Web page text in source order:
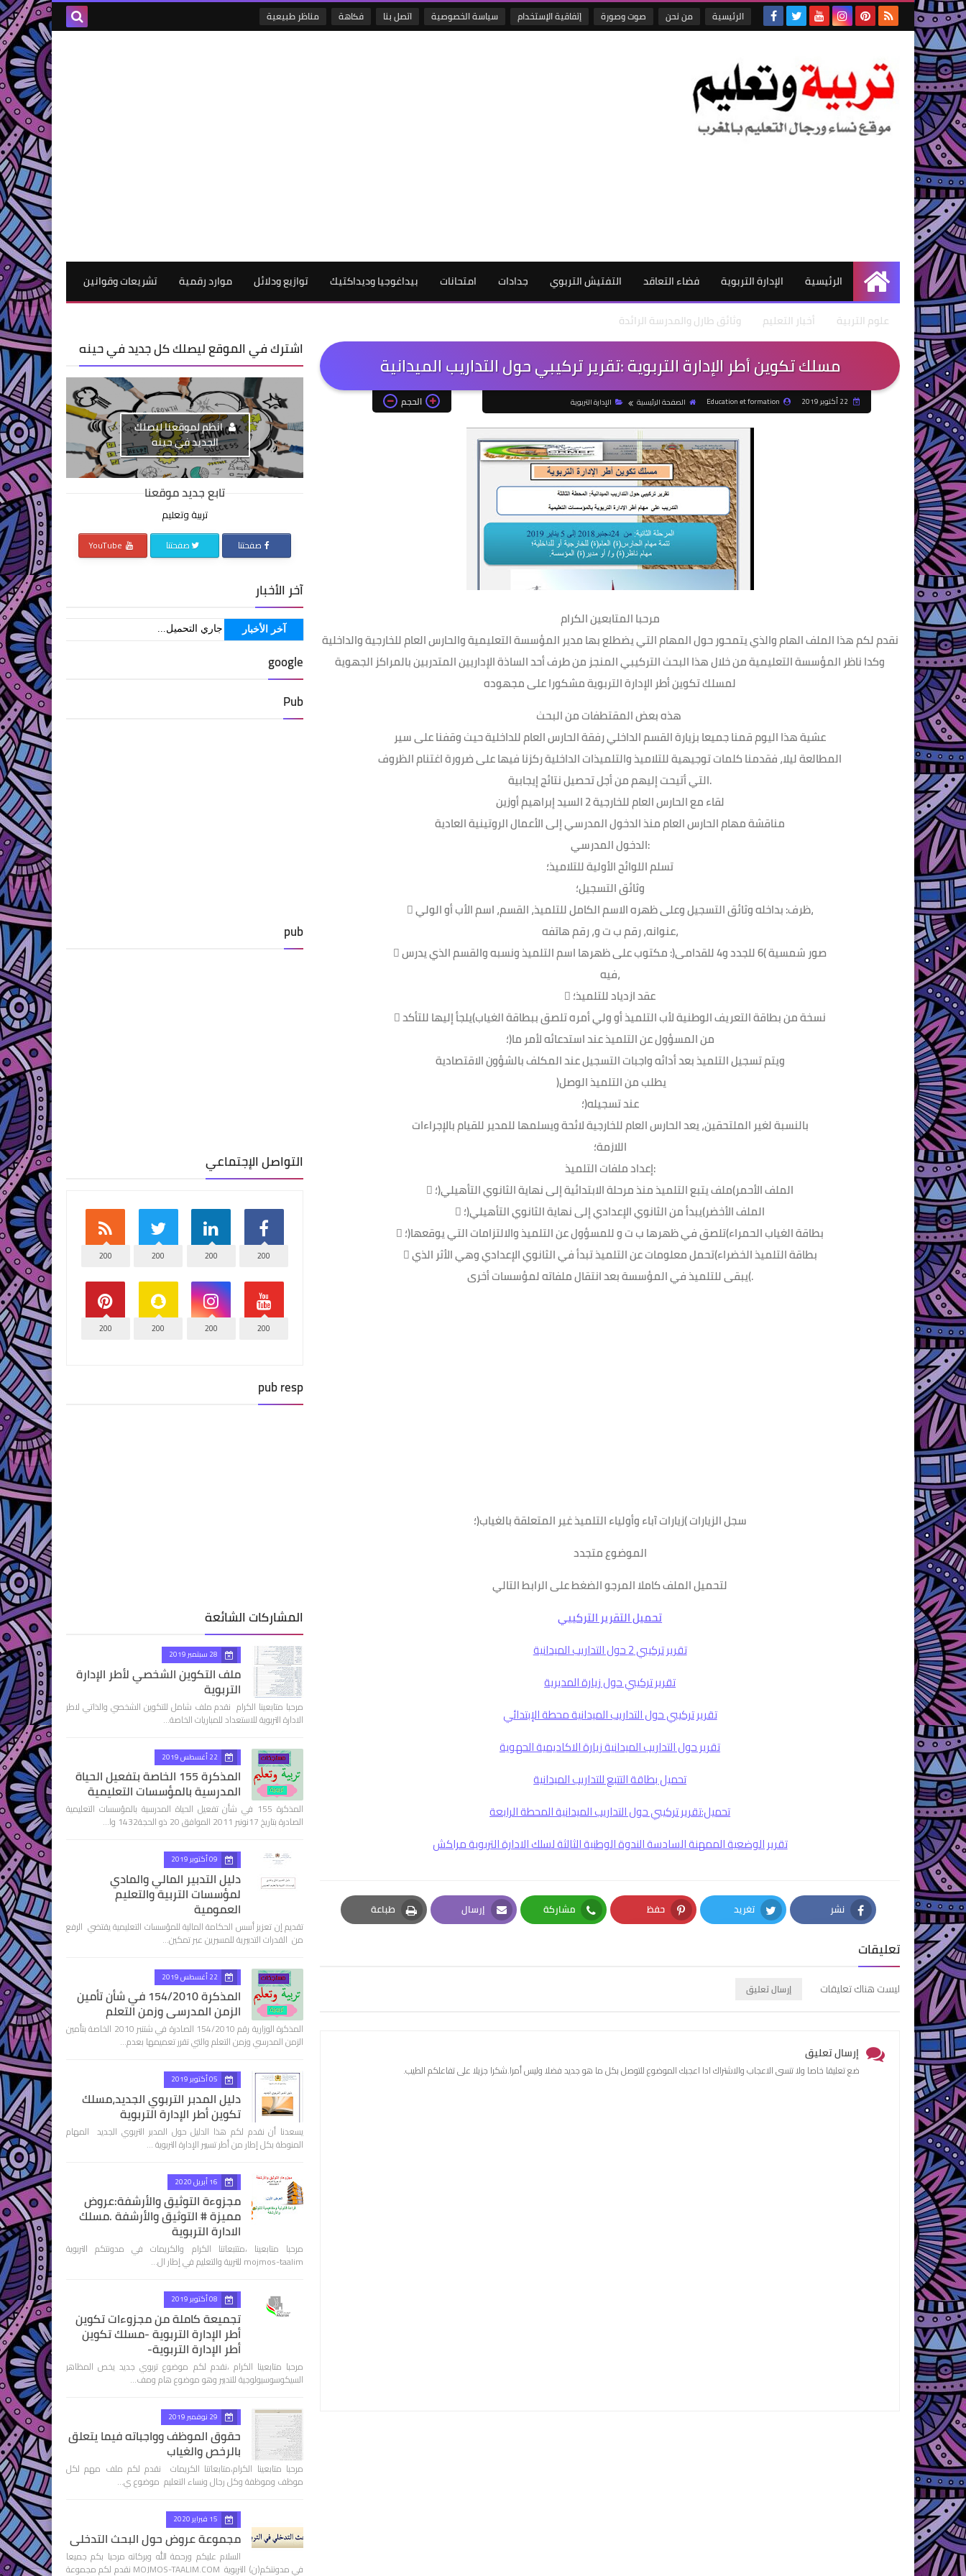
الرئيسية من نحن صوت وصورة إتفاقية الإستخدام سياسة الخصوصية اتصل بنا فكاهة مناظر طبيعية
الرئيسية
الرئيسية الإدارة التربوية فضاء التعاقد التفتيش التربوي جدادات امتحانات بيداغوجيا وديداكتيك توازيع ودلائل موارد رقمية تشريعات وقوانين
علوم التربية أخبار التعليم وثائق طارل والمدرسة الرائدة
مسلك تكوين أطر الإدارة التربوية :تقرير تركيبي حول التداريب الميدانية
Education et formation الصفحة الرئيسية الإدارة التربوية الحجم
مرحبا المتابعين الكرام
نقدم لكم هذا الملف الهام والذي يتمحور حول المهام التي يضطلع بها مدير المؤسسة التعليمية والحارس العام للخارجية والداخلية
وكدا ناظر المؤسسة التعليمية من خلال هذا البحث التركيبي المنجز من طرف أحد الساذة الإداريين المتدربين بالمراكز الجهوية
لمسلك تكوين أطر الإدارة التربوية مشكورا على مجهوده
عشية هذا اليوم قمنا جميعا بزيارة القسم الداخلي رفقة الحارس العام للداخلية حيث وقفنا على سير
المطالعة ليلا، فقدمنا كلمات توجيهية للتلاميذ والتلميذات الداخلية ركزنا فيها على ضرورة اغتنام الظروف
التي أتيحت إليهم من أجل تحصيل نتائج إيجابية.
لقاء مع الحارس العام للخارجية 2 السيد إبراهيم أوزين
مناقشة مهام الحارس العام منذ الدخول المدرسي إلى الأعمال الروتينية العادية
الدخول المدرسي:
تسلم اللوائح الأولية للتلاميذ؛
وثائق التسجيل؛
 ظرف: بداخله وثائق التسجيل وعلى ظهره الاسم الكامل للتلميذ، القسم، اسم الأب أو الولي،
عنوانه، رقم ب ت و، رقم هاتفه،
 صور شمسية )6 للجدد و4 للقدامى(: مكتوب على ظهرها اسم التلميذ ونسبه والقسم الذي يدرس
فيه،
 عقد ازدياد للتلميذ؛
 نسخة من بطاقة التعريف الوطنية لأب التلميذ أو ولي أمره تلصق ببطاقة الغياب)يلجأ إليها للتأكد
من المسؤول عن التلميذ عند استدعائه لأمر ما(؛
ويتم تسجيل التلميذ بعد أدائه واجبات التسجيل عند المكلف بالشؤون الاقتصادية
)يطلب من التلميذ الوصل
عند تسجيله(؛
بالنسبة لغير الملتحقين، يعد الحارس العام للخارجية لائحة ويسلمها للمدير للقيام بالإجراءات
اللازمة؛
إعداد ملفات التلميذ:
 الملف الأحمر)ملف يتبع التلميذ منذ مرحلة الابتدائية إلى نهاية الثانوي التأهيلي(؛
 الملف الأخضر)يبدأ من الثانوي الإعدادي إلى نهاية الثانوي التأهيلي(؛
 بطاقة الغياب الحمراء)تلصق في ظهرها ب ت و للمسؤول عن التلميذ والالتزامات التي يوقعها(؛
 بطاقة التلميذ الخضراء)تحمل معلومات عن التلميذ تبدأ في الثانوي الإعدادي وهي الأثر الذي
يبقى للتلميذ في المؤسسة بعد انتقال ملفاته لمؤسسات أخرى(.
سجل الزيارات )زيارات آباء وأولياء التلميذ غير المتعلقة بالغياب(؛
الموضوع متجدد
لتحميل الملف كاملا المرجو الضغط على الرابط التالي
تحميل التقرير التركيبي
تقرير تركيبي 2 حول التداريب الميدانية
تقرير تركيبي حول زيارة المديرية
تقرير تركيبي حول التداريب الميدانية محطة الإبتدائي
تقرير حول التداريب الميدانية زيارة الاكاديمية الحهوية
تحميل بطاقة التتبع للتداريب الميدانية
تحميل:تقرير تركيبي حول التداريب الميدانية المحطة الرابعة
تقرير الوضعية الممهنة السادسة الندوة الوطنية الثالثة لسلك الادارة التربوية مراكش
نشر
Facebook
تغريد
Twitter
حفظ
Pinterest
مشاركة
Whatsapp
إرسال
Email
طباعة
Print
تعليقات
ليست هناك تعليقات إرسال تعليق
إرسال تعليق
ضع تعليقا خاصا ولا تنسى الاعجاب والاشتراك ادا اعجبك الموضوع للتوصل بكل ما هو جديد فضلا وليس أمرا.شكرا جزيلا على تفاعلكم الطيب.
اشترك في الموقع ليصلك كل جديد في حينه
انظم لموقعنا ليصلك
الجديد في حينه
تابع جديد موقعنا
تربية وتعليم
صفحتنا صفحتنا
آخر الأخبار
آخر الأخبار جاري التحميل...
google
Pub
pub
التواصل الإجتماعي
200
200
200
200
200
200
200
200
pub resp
المشاركات الشائعة
28 سبتمبر 2019
ملف التكوين الشخصي لأطر الإدارة
التربوية
مرحبا متابعينا الكرام نقدم ملف شامل للتكوين الشخصي والذاتي لاطر
الادارة التربوية للاستعداد للمباريات الخاصة…
22 أغسطس 2019
المذكرة 155 الخاصة بتفعيل الحياة
المدرسية بالمؤسسات التعليمية
المذكرة 155 في شأن تفعيل الحياة المدرسية بالمؤسسات التعليمية
الصادرة بتاريخ 17نونبر 2011 الموافق 20 ذو الحجة1432 وا…
09 أكتوبر 2019
دليل التدبير المالي والمادي
لمؤسسات التربية والتعليم
العمومية
تقديم إن تعزيز أسس الحكامة المالية للمؤسسات التعليمية يقتضي الرفع
من القدرات التدبيرية للمسيرين عبر تمكين…
22 أغسطس 2019
المذكرة 154/2010 في شأن تأمين
الزمن المدرسي وزمن التعلم
المذكرة الوزارية رقم 154/2010 الصادرة في شتنبر 2010 الخاصة بتأمين
الزمن المدرسي وزمن التعلم والتي تقرر تعميمها بعدم…
05 أكتوبر 2019
دليل المدبر التربوي الجديد،مسلك
تكوين أطر الإدارة التربوية
يسعدنا أن نقدم لكم هذا الدليل حول المدبر التربوي الجديد المهام
المنوطة بكل إطار من أطر تسيير الإدارة التربوية …
16 أبريل 2020
مجزوءة التوثيق والأرشفة:عروض
مميزة # التوثيق والأرشفة .مسلك
الادارة التربوية
مرحبا متابعينا ،متتبعاتنا الكرام والكريمات في مدونتكم التربوية
mojmos-taalim للتربية والتعليم في إطار ال…
08 أكتوبر 2019
تجميعة كاملة من مجزوءات تكوين
أطر الإدارة التربوية -مسلك تكوين
أطر الإدارة التربوية-
مرحبا متابعينا الكرام ،نقدم لكم موضوع تربوي جديد يخص المظاهر
السيكوسوسيولوجية للتدبير وهو موضوع هام ومف…
29 نوفمبر 2019
حقوق الموظف وواجباته فيما يتعلق
بالرخص والغياب
مرحبا متابعينا الكرام،متابعاتنا الكريمات نقدم لكم ملف مهم لكل
موظف وموظفة وكل رجال ونساء التعليم موضوع ي…
15 فبراير 2020
مجموعة عروض حول البحث التدخلي
السلام عليكم ورحمة الله وبركاته مرحبا بكم جميعا
في مدونتكم(ن) التربوية MOJMOS-TAALIM.COM نقدم لكم مجموعة